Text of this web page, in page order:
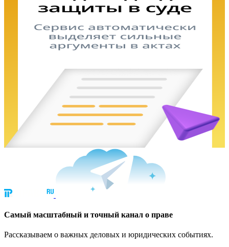
Cамый масштабный и точный канал о праве
Рассказываем о важных деловых и юридических событиях.